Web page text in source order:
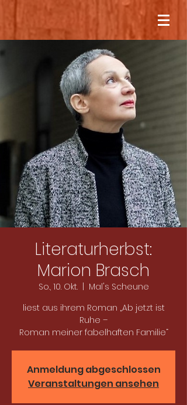
Literaturherbst:
Marion Brasch
So., 10. Okt.
  |
Mal's Scheune
liest aus ihrem Roman „Ab jetzt ist
Ruhe –
Roman meiner fabelhaften Familie“
Anmeldung abgeschlossen
Veranstaltungen ansehen